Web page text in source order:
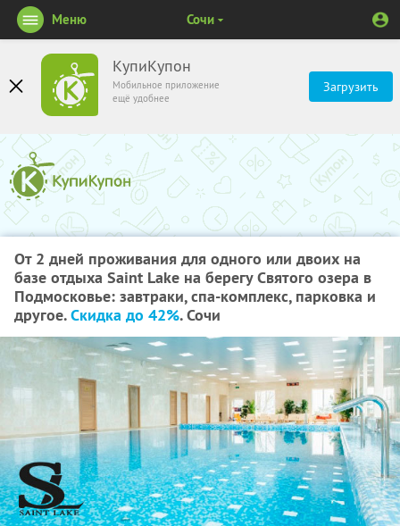
КупиКупон
Мобильное приложение
ещё удобнее
Загрузить
Меню Сочи
От 2 дней проживания для одного или двоих на
базе отдыха Saint Lake на берегу Святого озера в
Подмосковье: завтраки, спа-комплекс, парковка и
другое.Скидка до 42%. Сочи